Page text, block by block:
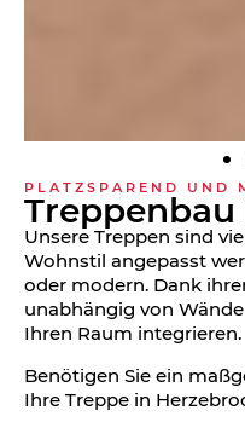
PLATZSPAREND UND
Unsere Treppen sind
Wohnstil angepasst
oder modern. Dank
unabhängig von
Ihren Raum integrieren.
Benötigen Sie ein
Ihre Treppe in